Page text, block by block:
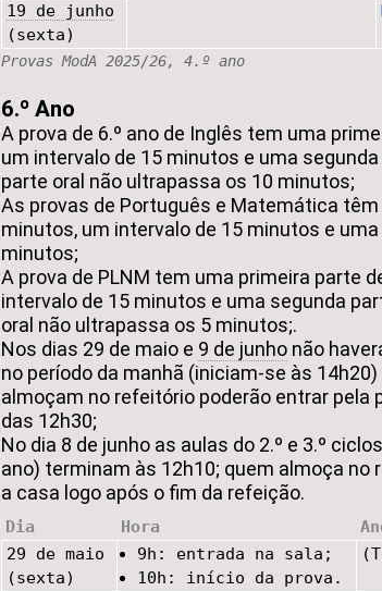
Provas ModA 2025/26, 4.º ano
19 de junho
(sexta)
6.º Ano
A prova de 6.º ano de Inglês tem uma
um intervalo de 15 minutos e uma
parte oral não ultrapassa os 10 minutos;
As provas de Português e Matemática
minutos, um intervalo de 15 minutos e
minutos;
A prova de PLNM tem uma primeira parte
intervalo de 15 minutos e uma segunda
oral não ultrapassa os 5 minutos;.
Nos dias 29 de maio e 9 de junho não
no período da manhã (iniciam-se às
almoçam no refeitório poderão entrar pela
das 12h30;
No dia 8 de junho as aulas do 2.º e 3.º
ano) terminam às 12h10; quem almoça no
a casa logo após o fim da refeição.
Dia Hora
29 de maio
(sexta)
9h: entrada na sala;
10h: início da prova.